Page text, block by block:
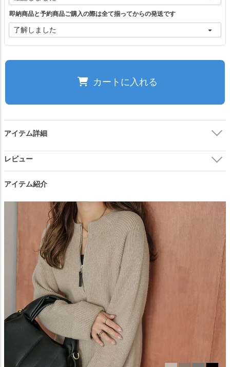
ベージュ カートに入れる
カートに入れる
ご注文の前に必ずご確認ください。
即納商品と予約商品ご購入の際は全て揃ってからの発送です
カートに入れる
アイテム詳細
アイテム紹介